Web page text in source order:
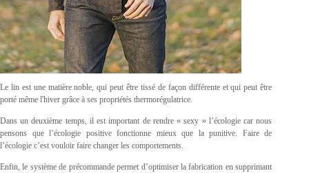
Le lin est une matière noble, qui peut être tissé de façon différente et qui peut être
porté même l'hiver grâce à ses propriétés thermorégulatrice.
Dans un deuxième temps, il est important de rendre « sexy » l’écologie car nous
pensons que l’écologie positive fonctionne mieux que la punitive. Faire de
l’écologie c’est vouloir faire changer les comportements.
Enfin, le système de précommande permet d’optimiser la fabrication en supprimant